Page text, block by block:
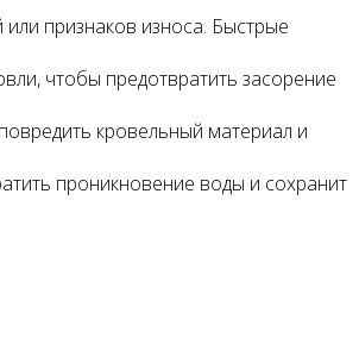
признаков износа. Быстрые
чтобы предотвратить засорение
кровельный материал и
проникновение воды и сохранит